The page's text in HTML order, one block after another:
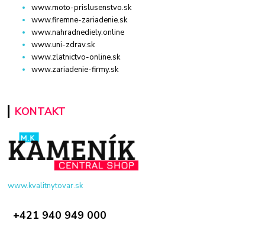
www.moto-prislusenstvo.sk
www.firemne-zariadenie.sk
www.nahradnediely.online
www.uni-zdrav.sk
www.zlatnictvo-online.sk
www.zariadenie-firmy.sk
KONTAKT
www.kvalitnytovar.sk
+421 940 949 000